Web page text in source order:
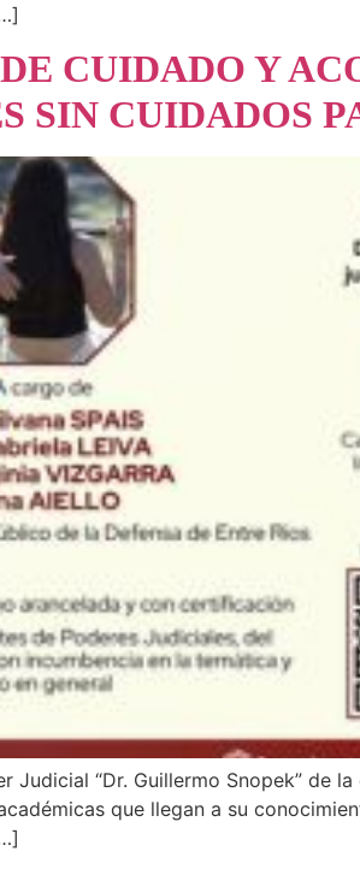
CUIDADO Y
SIN CUIDADOS
“Dr. Guillermo Snopek” de
que llegan a su